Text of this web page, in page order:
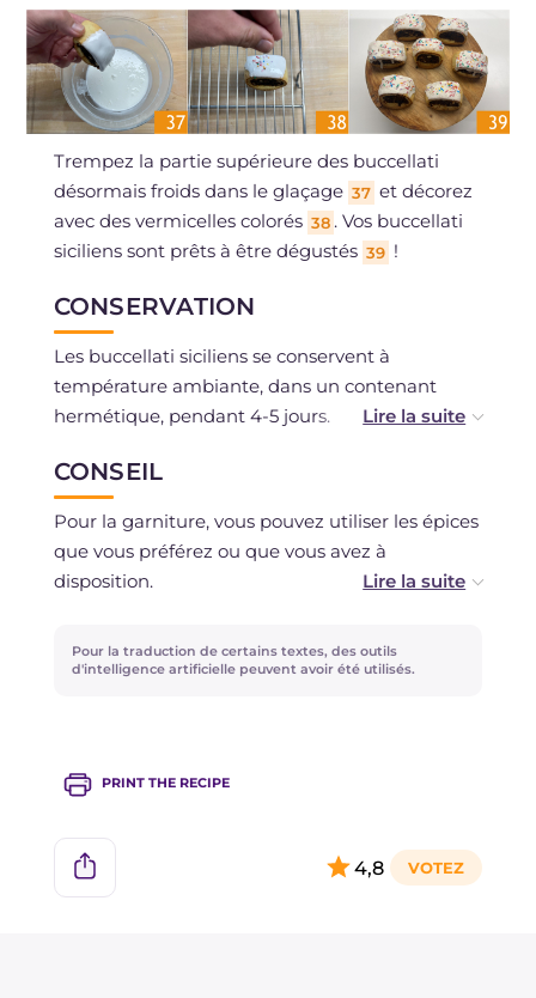
Trempez la partie supérieure des buccellati
désormais froids dans le glaçage 37 et décorez
avec des vermicelles colorés 38 . Vos buccellati
siciliens sont prêts à être dégustés 39 !
CONSERVATION
Les buccellati siciliens se conservent à
température ambiante, dans un contenant
hermétique, pendant 4-5 jours.
Vous pouvez préparer à l'avance la garniture et
la pâte sablée et les conserver au réfrigérateur
pendant un jour.
CONSEIL
Pour la garniture, vous pouvez utiliser les épices
que vous préférez ou que vous avez à
disposition.
Vous pouvez choisir de donner aux buccellati
une autre forme, par exemple celle d'un
pâte sablée en demi-lune et de sceller les bords
Pour la traduction de certains textes, des outils
d'intelligence artificielle peuvent avoir été utilisés.
PRINT THE RECIPE
4,8